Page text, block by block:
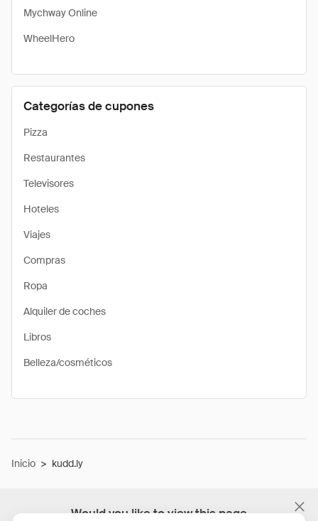
Would you like to view this page
Mychway Online
WheelHero
Categorías de cupones
Pizza
Restaurantes
Televisores
Hoteles
Viajes
Compras
Ropa
Alquiler de coches
Libros
Belleza/cosméticos
Inicio > kudd.ly